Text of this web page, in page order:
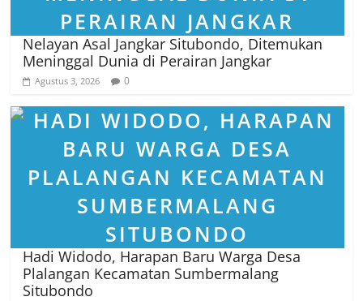
Nelayan Asal Jangkar Situbondo, Ditemukan
Meninggal Dunia di Perairan Jangkar
Agustus 3, 2026 0
Hadi Widodo, Harapan Baru Warga Desa
Plalangan Kecamatan Sumbermalang
Situbondo